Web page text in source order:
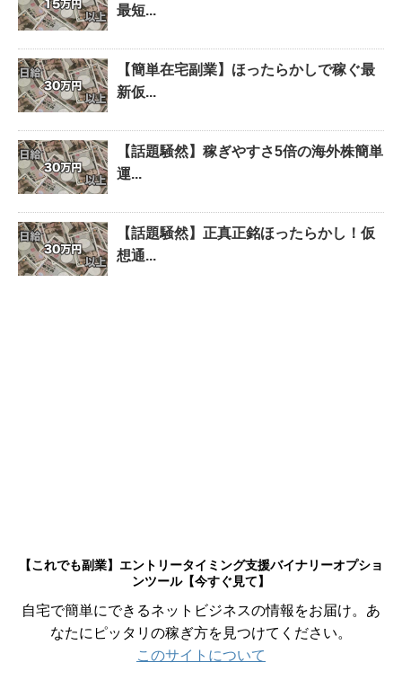
最短...
【簡単在宅副業】ほったらかしで稼ぐ最
新仮...
【話題騒然】稼ぎやすさ5倍の海外株簡単
運...
【話題騒然】正真正銘ほったらかし！仮
想通...
【これでも副業】エントリータイミング支援バイナリーオプショ
ンツール【今すぐ見て】
自宅で簡単にできるネットビジネスの情報をお届け。あ
なたにピッタリの稼ぎ方を見つけてください。
このサイトについて